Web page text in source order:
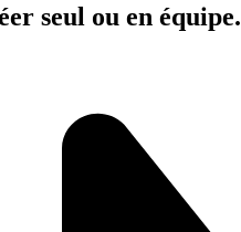
seul ou en équipe.